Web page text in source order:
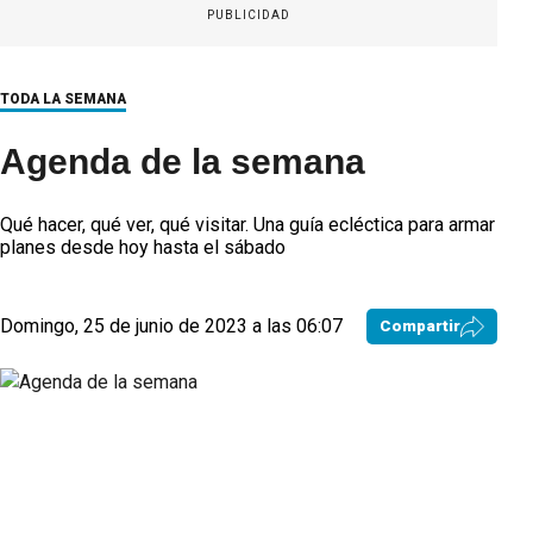
PUBLICIDAD
TODA LA SEMANA
Agenda de la semana
Qué hacer, qué ver, qué visitar. Una guía ecléctica para armar
planes desde hoy hasta el sábado
Domingo, 25 de junio de 2023 a las 06:07 Compartir